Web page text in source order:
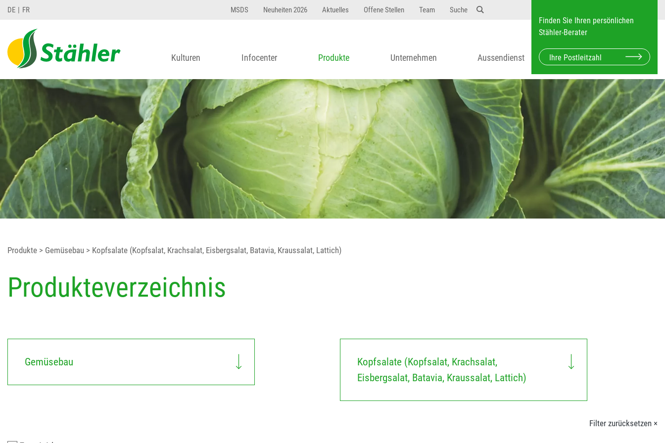
DE FR MSDS Neuheiten 2026 Aktuelles Offene Stellen Team Suche
Finden Sie Ihren persönlichen
Stähler-Berater
Kulturen Infocenter Produkte Unternehmen Aussendienst
Produkte > Gemüsebau > Kopfsalate (Kopfsalat, Krachsalat, Eisbergsalat, Batavia, Kraussalat, Lattich)
Produkteverzeichnis
Gemüsebau
Kopfsalate (Kopfsalat, Krachsalat,
Eisbergsalat, Batavia, Kraussalat, Lattich)
Filter zurücksetzen ×